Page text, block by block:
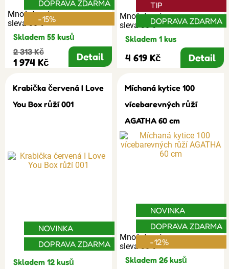
Množstevní
sleva 30%
DOPRAVA ZDARMA
-15%
Skladem 55 kusů
2 313 Kč
1 974 Kč Detail
Množstevní
sleva 30%
TIP
DOPRAVA ZDARMA
Skladem 1 kus
4 619 Kč Detail
Krabička červená I Love
You Box růží 001
NOVINKA
DOPRAVA ZDARMA
Skladem 12 kusů
Míchaná kytice 100
vícebarevných růží
AGATHA 60 cm
Množstevní
sleva 30%
NOVINKA
DOPRAVA ZDARMA
-12%
Skladem 26 kusů